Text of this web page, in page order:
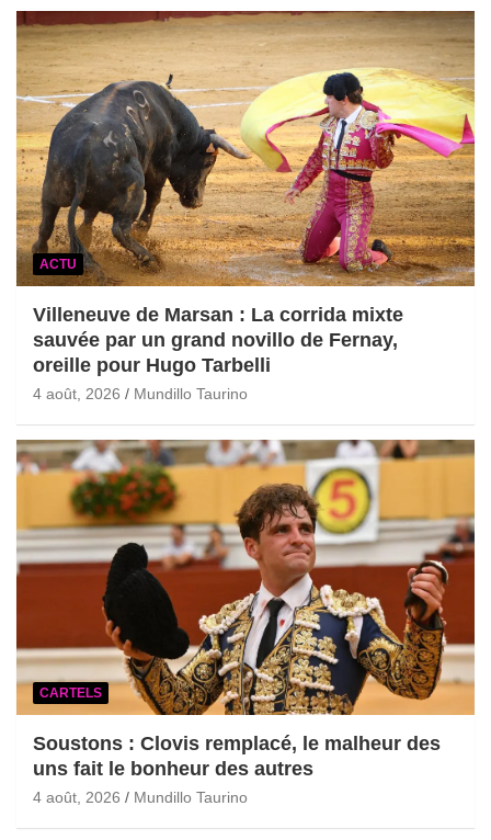
ACTU
Villeneuve de Marsan : La corrida mixte
sauvée par un grand novillo de Fernay,
oreille pour Hugo Tarbelli
4 août, 2026 Mundillo Taurino
CARTELS
Soustons : Clovis remplacé, le malheur des
uns fait le bonheur des autres
4 août, 2026 Mundillo Taurino